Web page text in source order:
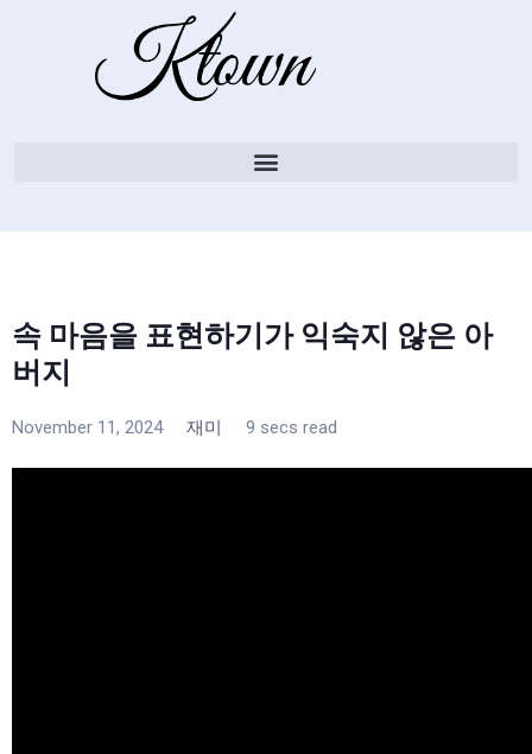
속 마음을 표현하기가 익숙지 않은 아
버지
November 11, 2024 재미 9 secs read